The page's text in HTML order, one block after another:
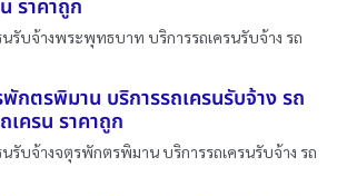
ราคาถูก
นรับจ้างพระพุทธบาท บริการรถเครนรับจ้าง รถ
กตรพิมาน บริการรถเครนรับจ้าง รถ
เครน ราคาถูก
นรับจ้างจตุรพักตรพิมาน บริการรถเครนรับจ้าง รถ